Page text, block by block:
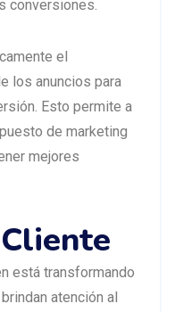
conversiones.
el
los anuncios para
Esto permite a
de marketing
mejores
está transformando
atención al